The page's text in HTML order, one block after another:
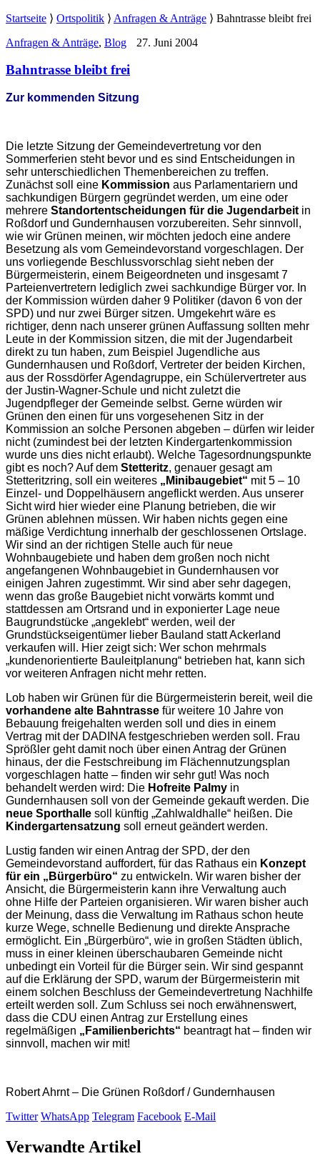
Startseite ⟩ Ortspolitik ⟩ Anfragen & Anträge ⟩ Bahntrasse bleibt frei
Anfragen & Anträge, Blog 27. Juni 2004
Bahntrasse bleibt frei
Zur kommenden Sitzung
Die letzte Sitzung der Gemeindevertretung vor den
Sommerferien steht bevor und es sind Entscheidungen in
sehr unterschiedlichen Themenbereichen zu treffen.
Zunächst soll eine Kommission aus Parlamentariern und
sachkundigen Bürgern gegründet werden, um eine oder
mehrere Standortentscheidungen für die Jugendarbeit in
Roßdorf und Gundernhausen vorzubereiten. Sehr sinnvoll,
wie wir Grünen meinen, wir möchten jedoch eine andere
Besetzung als vom Gemeindevorstand vorgeschlagen. Der
uns vorliegende Beschlussvorschlag sieht neben der
Bürgermeisterin, einem Beigeordneten und insgesamt 7
Parteienvertretern lediglich zwei sachkundige Bürger vor. In
der Kommission würden daher 9 Politiker (davon 6 von der
SPD) und nur zwei Bürger sitzen. Umgekehrt wäre es
richtiger, denn nach unserer grünen Auffassung sollten mehr
Leute in der Kommission sitzen, die mit der Jugendarbeit
direkt zu tun haben, zum Beispiel Jugendliche aus
Gundernhausen und Roßdorf, Vertreter der beiden Kirchen,
aus der Rossdörfer Agendagruppe, ein Schülervertreter aus
der Justin-Wagner-Schule und nicht zuletzt die
Jugendpfleger der Gemeinde selbst. Gerne würden wir
Grünen den einen für uns vorgesehenen Sitz in der
Kommission an solche Personen abgeben – dürfen wir leider
nicht (zumindest bei der letzten Kindergartenkommission
wurde uns dies nicht erlaubt). Welche Tagesordnungspunkte
gibt es noch? Auf dem Stetteritz, genauer gesagt am
Stetteritzring, soll ein weiteres „Minibaugebiet“ mit 5 – 10
Einzel- und Doppelhäusern angeflickt werden. Aus unserer
Sicht wird hier wieder eine Planung betrieben, die wir
Grünen ablehnen müssen. Wir haben nichts gegen eine
mäßige Verdichtung innerhalb der geschlossenen Ortslage.
Wir sind an der richtigen Stelle auch für neue
Wohnbaugebiete und haben dem großen noch nicht
angefangenen Wohnbaugebiet in Gundernhausen vor
einigen Jahren zugestimmt. Wir sind aber sehr dagegen,
wenn das große Baugebiet nicht vorwärts kommt und
stattdessen am Ortsrand und in exponierter Lage neue
Baugrundstücke „angeklebt“ werden, weil der
Grundstückseigentümer lieber Bauland statt Ackerland
verkaufen will. Hier zeigt sich: Wer schon mehrmals
„kundenorientierte Bauleitplanung“ betrieben hat, kann sich
vor weiteren Anfragen nicht mehr retten.
Lob haben wir Grünen für die Bürgermeisterin bereit, weil die
vorhandene alte Bahntrasse für weitere 10 Jahre von
Bebauung freigehalten werden soll und dies in einem
Vertrag mit der DADINA festgeschrieben werden soll. Frau
Sprößler geht damit noch über einen Antrag der Grünen
hinaus, der die Festschreibung im Flächennutzungsplan
vorgeschlagen hatte – finden wir sehr gut! Was noch
behandelt werden wird: Die Hofreite Palmy in
Gundernhausen soll von der Gemeinde gekauft werden. Die
neue Sporthalle soll künftig „Zahlwaldhalle“ heißen. Die
Kindergartensatzung soll erneut geändert werden.
Lustig fanden wir einen Antrag der SPD, der den
Gemeindevorstand auffordert, für das Rathaus ein Konzept
für ein „Bürgerbüro“ zu entwickeln. Wir waren bisher der
Ansicht, die Bürgermeisterin kann ihre Verwaltung auch
ohne Hilfe der Parteien organisieren. Wir waren bisher auch
der Meinung, dass die Verwaltung im Rathaus schon heute
kurze Wege, schnelle Bedienung und direkte Ansprache
ermöglicht. Ein „Bürgerbüro“, wie in großen Städten üblich,
muss in einer kleinen überschaubaren Gemeinde nicht
unbedingt ein Vorteil für die Bürger sein. Wir sind gespannt
auf die Erklärung der SPD, warum der Bürgermeisterin mit
einem solchen Beschluss der Gemeindevertretung Nachhilfe
erteilt werden soll. Zum Schluss sei noch erwähnenswert,
dass die CDU einen Antrag zur Erstellung eines
regelmäßigen „Familienberichts“ beantragt hat – finden wir
sinnvoll, machen wir mit!
Robert Ahrnt – Die Grünen Roßdorf / Gundernhausen
Twitter WhatsApp Telegram Facebook E-Mail
Verwandte Artikel